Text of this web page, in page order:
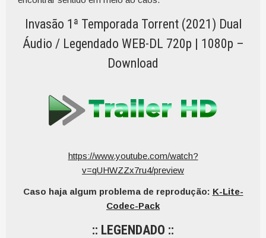
Invasão 1ª Temporada Torrent (2021) Dual
Áudio / Legendado WEB-DL 720p | 1080p –
Download
https://www.youtube.com/watch?
v=qUHWZZx7ru4/preview
Caso haja algum problema de reprodução: K-Lite-
Codec-Pack
:: LEGENDADO ::